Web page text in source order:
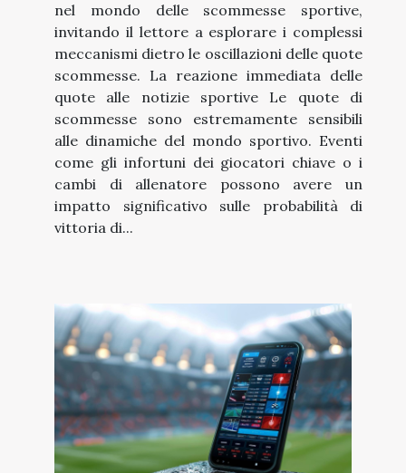
nel mondo delle scommesse sportive,
invitando il lettore a esplorare i complessi
meccanismi dietro le oscillazioni delle quote
scommesse. La reazione immediata delle
quote alle notizie sportive Le quote di
scommesse sono estremamente sensibili
alle dinamiche del mondo sportivo. Eventi
come gli infortuni dei giocatori chiave o i
cambi di allenatore possono avere un
impatto significativo sulle probabilità di
vittoria di...